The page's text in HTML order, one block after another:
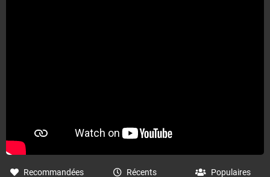
Recommandées Récents Populaires